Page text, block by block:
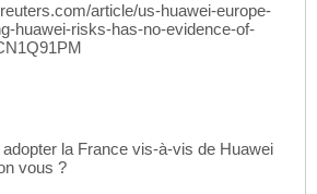
article/us-huawei-europe-
huawei-risks-has-no-evidence-of-
la France vis-à-vis de Huawei
vous ?